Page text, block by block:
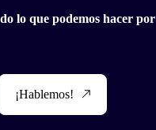
lo que podemos hacer por
¡Hablemos!